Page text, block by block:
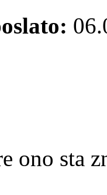
ono sta